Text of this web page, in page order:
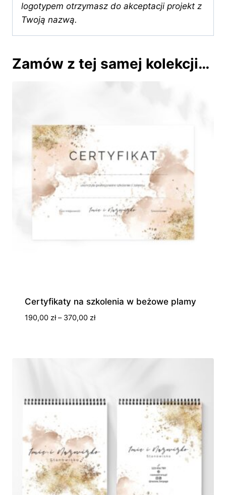
logotypem otrzymasz do akceptacji projekt z
Twoją nazwą.
Zamów z tej samej kolekcji…
Certyfikaty na szkolenia w beżowe plamy
190,00 zł – 370,00 złZakres